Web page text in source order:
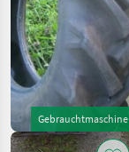
Gebrauchtmaschine